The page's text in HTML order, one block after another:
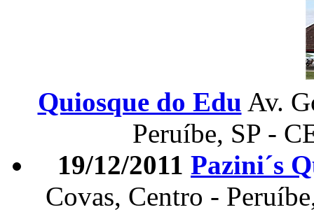
Quiosque do Edu Av.
Peruíbe, SP -
19/12/2011 Pazini´s
Covas, Centro -